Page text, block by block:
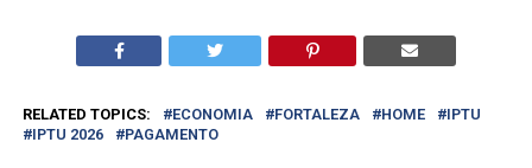
RELATED TOPICS: ECONOMIA FORTALEZA HOME
IPTU
IPTU 2026
PAGAMENTO